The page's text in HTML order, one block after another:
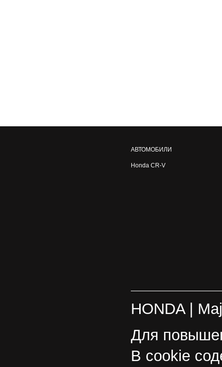
АВТОМОБИЛИ
Honda CR-V
HONDA|
Для
В cookie